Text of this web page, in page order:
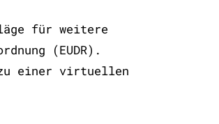
für weitere
(EUDR).
zu einer virtuellen